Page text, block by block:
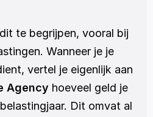
te begrijpen, vooral bij
Wanneer je je
vertel je eigenlijk aan
Agency hoeveel geld je
Dit omvat al